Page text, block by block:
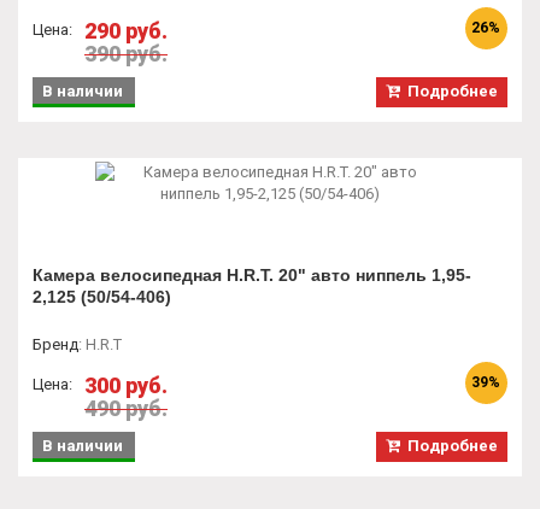
Цена:
290 руб.
390 руб.
26%
Подробнее
В наличии
Камера велосипедная H.R.T. 20" авто ниппель 1,95-
2,125 (50/54-406)
Бренд: H.R.T
Цена:
300 руб.
490 руб.
39%
Подробнее
В наличии